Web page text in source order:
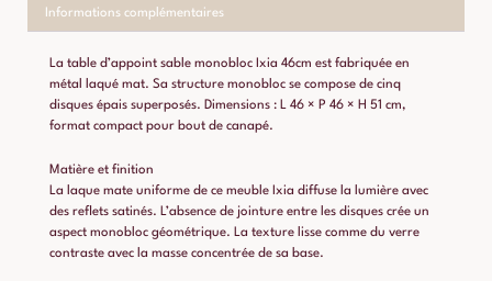
Informations complémentaires
La table d’appoint sable monobloc Ixia 46cm est fabriquée en
métal laqué mat. Sa structure monobloc se compose de cinq
disques épais superposés. Dimensions : L 46 × P 46 × H 51 cm,
format compact pour bout de canapé.
Matière et finition
La laque mate uniforme de ce meuble Ixia diffuse la lumière avec
des reflets satinés. L’absence de jointure entre les disques crée un
aspect monobloc géométrique. La texture lisse comme du verre
contraste avec la masse concentrée de sa base.